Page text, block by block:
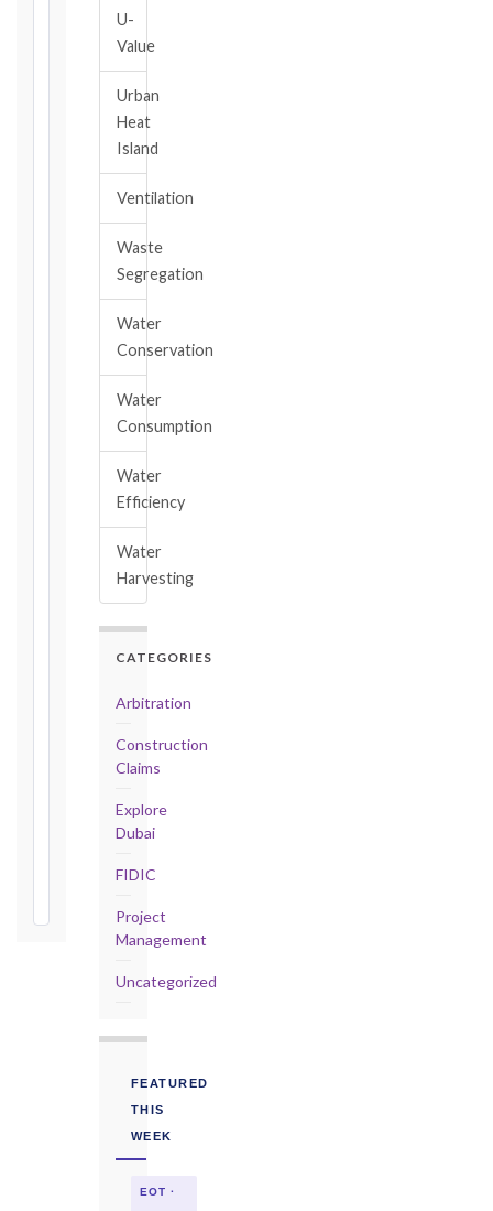
Claim:
Notice:
Detailed
Claim:
Unforeseeable
Conditions
(Cl. 4.12):
Notice
soon
Notification
Period:
Taking-
Certificate
U-
Value
Urban
Heat
Island
Ventilation
Waste
Segregation
Water
Conservation
Water
Consumption
Water
Efficiency
Water
Harvesting
CATEGORIES
Arbitration
Construction
Claims
Explore
Dubai
FIDIC
Project
Management
Uncategorized
FEATURED
THIS
WEEK
EOT ·